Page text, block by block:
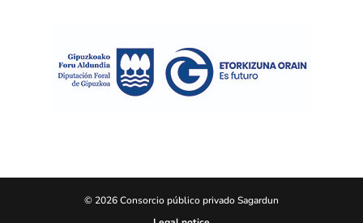
© 2026 Consorcio público privado Sagardun